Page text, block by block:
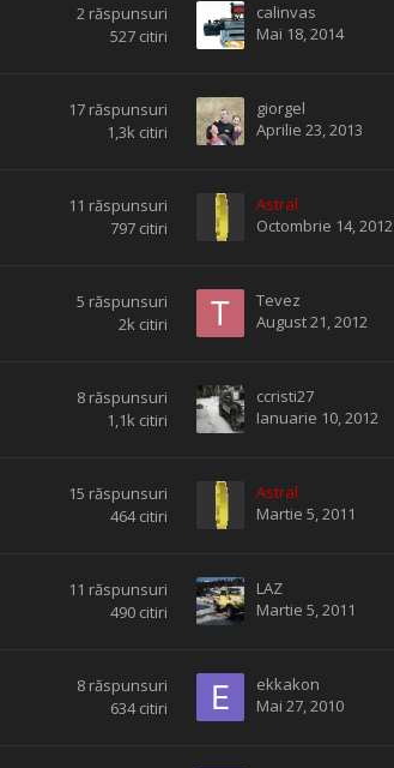
2 răspunsuri
527 citiri
calinvas
Mai 18, 2014
17 răspunsuri
1,3k citiri
giorgel
Aprilie 23, 2013
11 răspunsuri
797 citiri
Astral
Octombrie 14, 2012
5 răspunsuri
2k citiri
Tevez
August 21, 2012
8 răspunsuri
1,1k citiri
ccristi27
Ianuarie 10, 2012
15 răspunsuri
464 citiri
Astral
Martie 5, 2011
11 răspunsuri
490 citiri
LAZ
Martie 5, 2011
8 răspunsuri
634 citiri
ekkakon
Mai 27, 2010